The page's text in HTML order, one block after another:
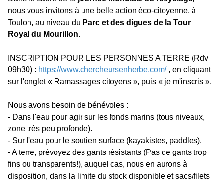
nous vous invitons à une belle action éco-citoyenne, à
Toulon, au niveau du Parc et des digues de la Tour
Royal du Mourillon.
INSCRIPTION POUR LES PERSONNES A TERRE (Rdv
09h30) : https://www.chercheursenherbe.com/, en cliquant
sur l'onglet « Ramassages citoyens », puis « je m'inscris ».
Nous avons besoin de bénévoles :
- Dans l'eau pour agir sur les fonds marins (tous niveaux,
zone très peu profonde).
- Sur l'eau pour le soutien surface (kayakistes, paddles).
- A terre, prévoyez des gants résistants (Pas de gants trop
fins ou transparents!), auquel cas, nous en aurons à
disposition, dans la limite du stock disponible et sacs/filets